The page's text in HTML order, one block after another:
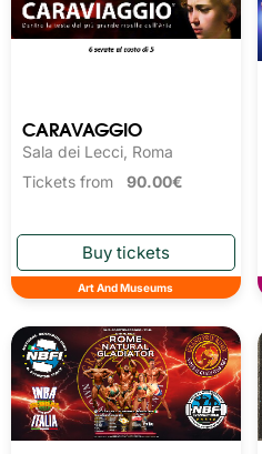
CARAVAGGIO
Sala dei Lecci, Roma
Tickets from 90.00€
Art And Museums